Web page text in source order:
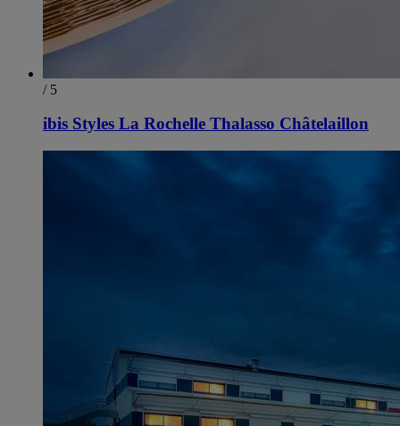
/ 5
ibis Styles La Rochelle Thalasso Châtelaillon